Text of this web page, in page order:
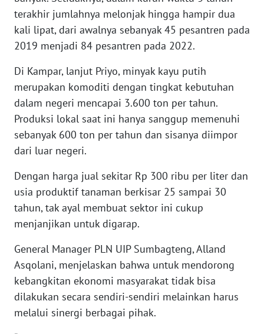
terakhir jumlahnya melonjak hingga hampir dua
kali lipat, dari awalnya sebanyak 45 pesantren pada
2019 menjadi 84 pesantren pada 2022.
Di Kampar, lanjut Priyo, minyak kayu putih
merupakan komoditi dengan tingkat kebutuhan
dalam negeri mencapai 3.600 ton per tahun.
Produksi lokal saat ini hanya sanggup memenuhi
sebanyak 600 ton per tahun dan sisanya diimpor
dari luar negeri.
Dengan harga jual sekitar Rp 300 ribu per liter dan
usia produktif tanaman berkisar 25 sampai 30
tahun, tak ayal membuat sektor ini cukup
menjanjikan untuk digarap.
General Manager PLN UIP Sumbagteng, Alland
Asqolani, menjelaskan bahwa untuk mendorong
kebangkitan ekonomi masyarakat tidak bisa
dilakukan secara sendiri-sendiri melainkan harus
melalui sinergi berbagai pihak.
LAMPUNG
WN
JATENG
WN
NUSANTARA
WN
JOGJA
JATIM
WN
BALI
WN
KALBAR
WN
KALTENG